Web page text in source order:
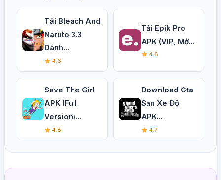
Tải Bleach And
Naruto 3.3
Dành...
4.6
Tải Epik Pro
APK (VIP, Mở...
4.6
Save The Girl
APK (Full
Version)...
4.8
Download Gta
San Xe Độ
APK...
4.7